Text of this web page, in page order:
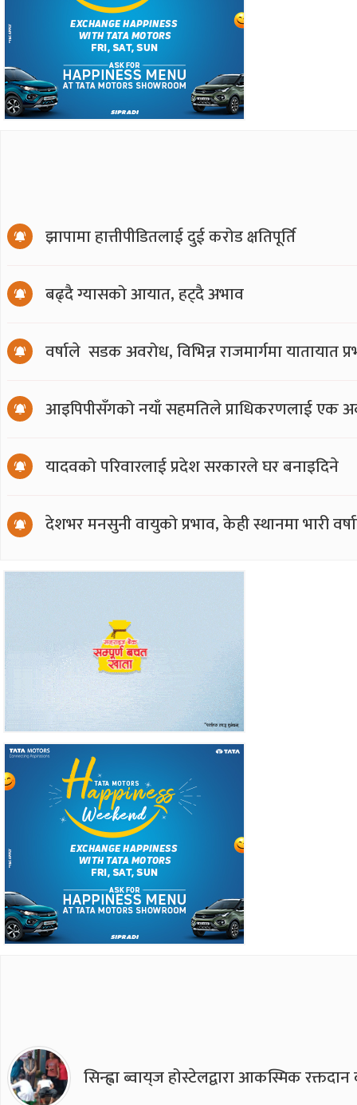
झापामा हात्तीपीडितलाई दुई करोड क्षतिपूर्ति
बढ्दै ग्यासको आयात, हट्दै अभाव
वर्षाले सडक अवरोध, विभिन्न राजमार्गमा यातायात
आइपिपीसँगको नयाँ सहमतिले प्राधिकरणलाई एक
यादवको परिवारलाई प्रदेश सरकारले घर बनाइदिने
देशभर मनसुनी वायुको प्रभाव, केही स्थानमा भारी
सिन्ह्वा ब्वाय्‌ज होस्टेलद्वारा आकस्मिक